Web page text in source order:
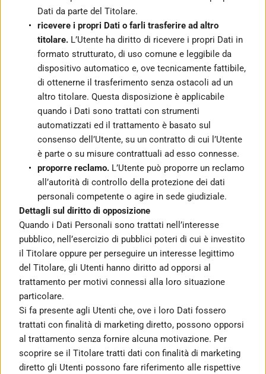
Dati da parte del Titolare.
ricevere i propri Dati o farli trasferire ad altro
titolare. L’Utente ha diritto di ricevere i propri Dati in
formato strutturato, di uso comune e leggibile da
dispositivo automatico e, ove tecnicamente fattibile,
di ottenerne il trasferimento senza ostacoli ad un
altro titolare. Questa disposizione è applicabile
quando i Dati sono trattati con strumenti
automatizzati ed il trattamento è basato sul
consenso dell’Utente, su un contratto di cui l’Utente
è parte o su misure contrattuali ad esso connesse.
proporre reclamo. L’Utente può proporre un reclamo
all’autorità di controllo della protezione dei dati
personali competente o agire in sede giudiziale.
Dettagli sul diritto di opposizione
Quando i Dati Personali sono trattati nell’interesse
pubblico, nell’esercizio di pubblici poteri di cui è investito
il Titolare oppure per perseguire un interesse legittimo
del Titolare, gli Utenti hanno diritto ad opporsi al
trattamento per motivi connessi alla loro situazione
particolare.
Si fa presente agli Utenti che, ove i loro Dati fossero
trattati con finalità di marketing diretto, possono opporsi
al trattamento senza fornire alcuna motivazione. Per
scoprire se il Titolare tratti dati con finalità di marketing
diretto gli Utenti possono fare riferimento alle rispettive